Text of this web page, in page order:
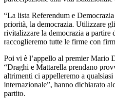
“La lista Referendum e
priorità, la democrazia. Utilizzare
rivitalizzare la democrazia a partire
raccoglieremo tutte le firme con
Poi vi è l’appello al premier Mario
“Draghi e Mattarella prendano
altrimenti ci appelleremo a
internazionale”, hanno dichiarato
partito.